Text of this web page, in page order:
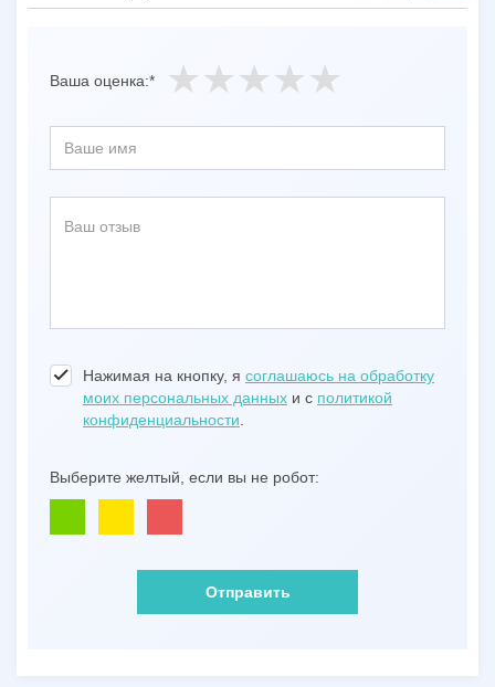
Ваша оценка:*
Нажимая на кнопку, я соглашаюсь на обработку
моих персональных данных и с политикой
конфиденциальности
Выберите желтый, если вы не робот:
Отправить